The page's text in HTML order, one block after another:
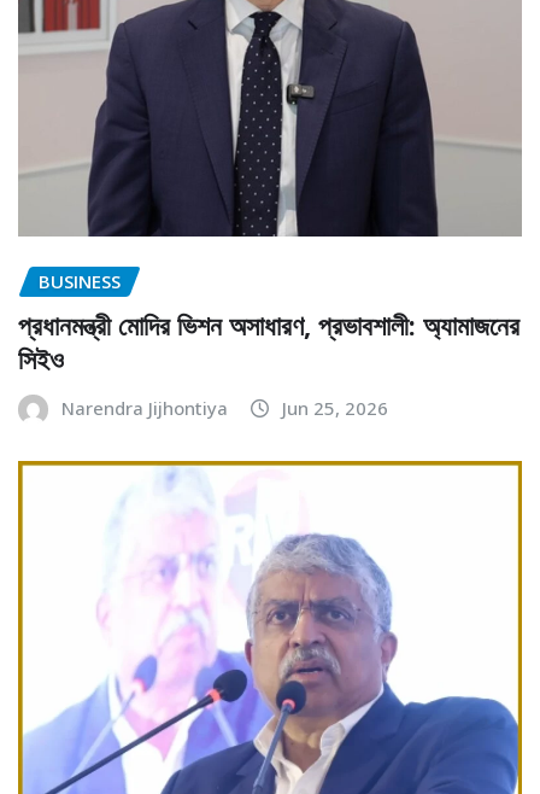
BUSINESS
প্রধানমন্ত্রী মোদির ভিশন অসাধারণ, প্রভাবশালী: অ্যামাজনের
সিইও
Narendra Jijhontiya Jun 25, 2026